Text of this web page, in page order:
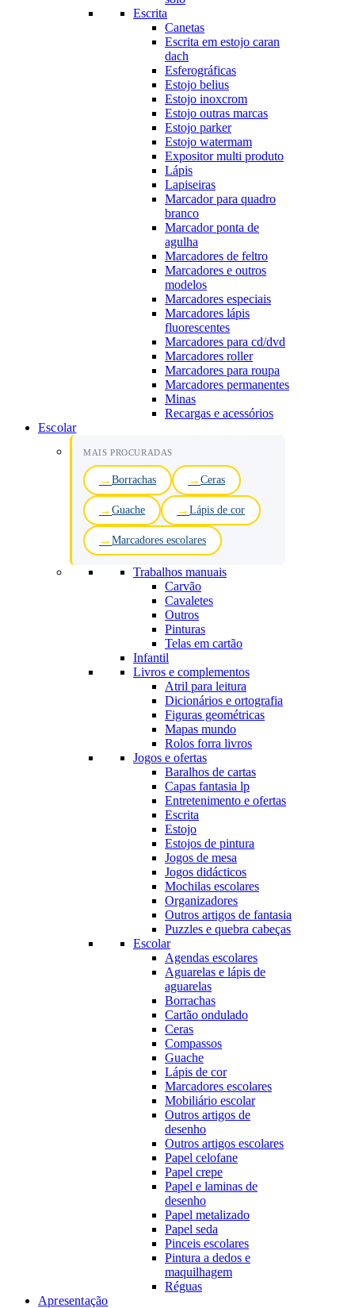
Escrita
Canetas
Escrita em estojo caran
dach
Esferográficas
Estojo belius
Estojo inoxcrom
Estojo outras marcas
Estojo parker
Estojo watermam
Expositor multi produto
Lápis
Lapiseiras
Marcador para quadro
branco
Marcador ponta de
agulha
Marcadores de feltro
Marcadores e outros
modelos
Marcadores especiais
Marcadores lápis
fluorescentes
Marcadores para cd/dvd
Marcadores roller
Marcadores para roupa
Marcadores permanentes
Minas
Recargas e acessórios
Escolar
MAIS PROCURADAS
Borrachas Ceras
Guache Lápis de cor
Marcadores escolares
Trabalhos manuais
Carvão
Cavaletes
Outros
Pinturas
Telas em cartão
Infantil
Livros e complementos
Atril para leitura
Dicionários e ortografia
Figuras geométricas
Mapas mundo
Rolos forra livros
Jogos e ofertas
Baralhos de cartas
Capas fantasia lp
Entretenimento e ofertas
Escrita
Estojo
Estojos de pintura
Jogos de mesa
Jogos didácticos
Mochilas escolares
Organizadores
Outros artigos de fantasia
Puzzles e quebra cabeças
Escolar
Agendas escolares
Aguarelas e lápis de
aguarelas
Borrachas
Cartão ondulado
Ceras
Compassos
Guache
Lápis de cor
Marcadores escolares
Mobiliário escolar
Outros artigos de
desenho
Outros artigos escolares
Papel celofane
Papel crepe
Papel e laminas de
desenho
Papel metalizado
Papel seda
Pinceis escolares
Pintura a dedos e
maquilhagem
Réguas
Apresentação